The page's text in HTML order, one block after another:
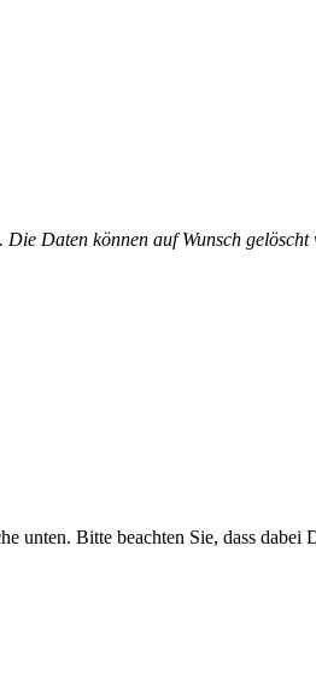
Daten können auf Wunsch
unten. Bitte beachten Sie, dass dabei